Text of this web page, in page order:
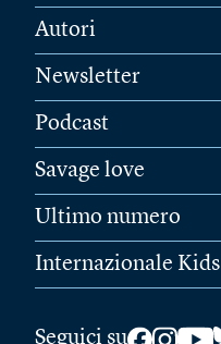
Autori
Newsletter
Podcast
Savage love
Ultimo numero
Internazionale Kids
Seguici su